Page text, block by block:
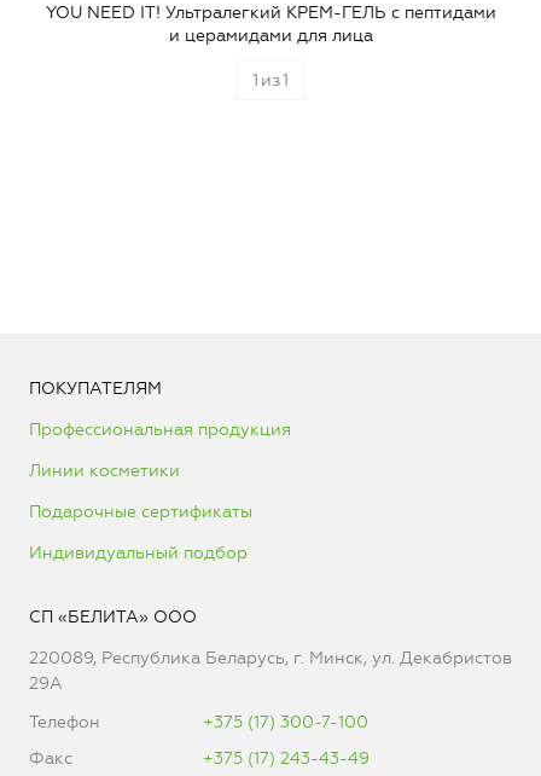
YOU NEED IT! Ультралегкий КРЕМ-ГЕЛЬ с пептидами
и церамидами для лица
1 из1
ПОКУПАТЕЛЯМ
Профессиональная продукция
Линии косметики
Подарочные сертификаты
Индивидуальный подбор
СП «БЕЛИТА» ООО
220089, Республика Беларусь, г. Минск, ул. Декабристов
29А
Телефон
+375 (17) 300-7-100
Факс
+375 (17) 243-43-49